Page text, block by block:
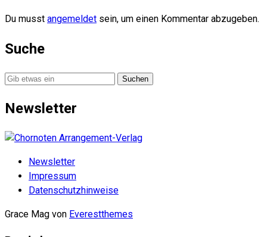
Du musst angemeldet sein, um einen Kommentar abzugeben.
Suche
Suche
Newsletter
Newsletter
Impressum
Datenschutzhinweise
Grace Mag von Everestthemes